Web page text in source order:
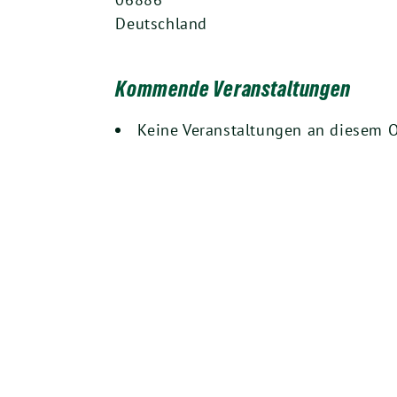
Deutschland
Kommende Veranstaltungen
Keine Veranstaltungen an diesem